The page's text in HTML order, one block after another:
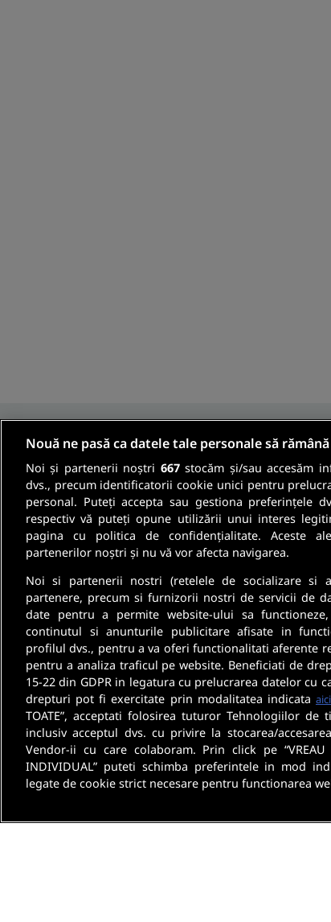
Fii informat
Aboneaza-te la newsletter-ul nostru
oferte de munca si informatii despre
Nouă ne pasă ca datele tale personale să
Noi și partenerii noștri 667stocăm și/sau accesăm
dvs., precum identificatorii cookie unici pentru
personal. Puteți accepta sau gestiona preferințele
respectiv vă puteți opune utilizării unui interes
pagina cu politica de confidențialitate. Aceste
partenerilor noștri și nu vă vor afecta navigarea.
Noi si partenerii nostri (retelele de socializare si
partenere, precum si furnizorii nostri de servicii de
date pentru a permite website-ului sa
continutul si anunturile publicitare afisate in
profilul dvs., pentru a va oferi functionalitati aferente
pentru a analiza traficul pe website. Beneficiati de
15-22 din GDPR in legatura cu prelucrarea datelor cu
drepturi pot fi exercitate prin modalitatea indicata aici
TOATE”, acceptati folosirea tuturor Tehnologiilor de
inclusiv acceptul dvs. cu privire la stocarea/
Vendor-ii cu care colaboram. Prin click pe “VREAU
INDIVIDUAL” puteti schimba preferintele in mod
legate de cookie strict necesare pentru functionarea